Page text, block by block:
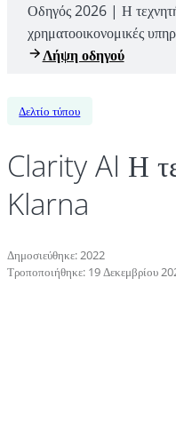
Οδηγός 2026 | Η
χρηματοοικονομικές
Λήψη οδηγού
Δελτίο τύπου
Clarity AI Η
Klarna
Δημοσιεύθηκε: 2022
Τροποποιήθηκε: 19 Δεκεμβρίου